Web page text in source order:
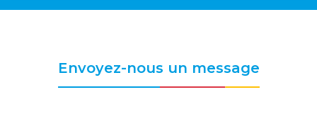
Envoyez-nous un message